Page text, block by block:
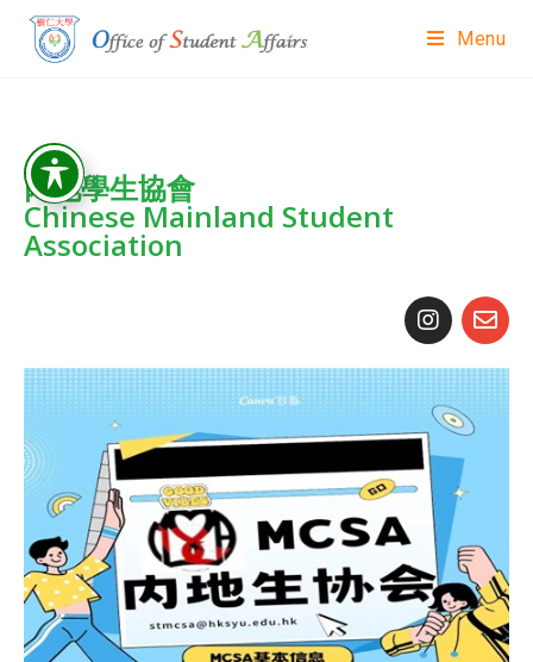
Menu
內地學生協會
Chinese Mainland Student
Association